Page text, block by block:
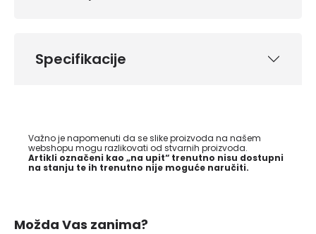
Specifikacije
Važno je napomenuti da se slike proizvoda na našem
webshopu mogu razlikovati od stvarnih proizvoda.
Artikli označeni kao „na upit“ trenutno nisu dostupni
na stanju te ih trenutno nije moguće naručiti.
Možda Vas zanima?